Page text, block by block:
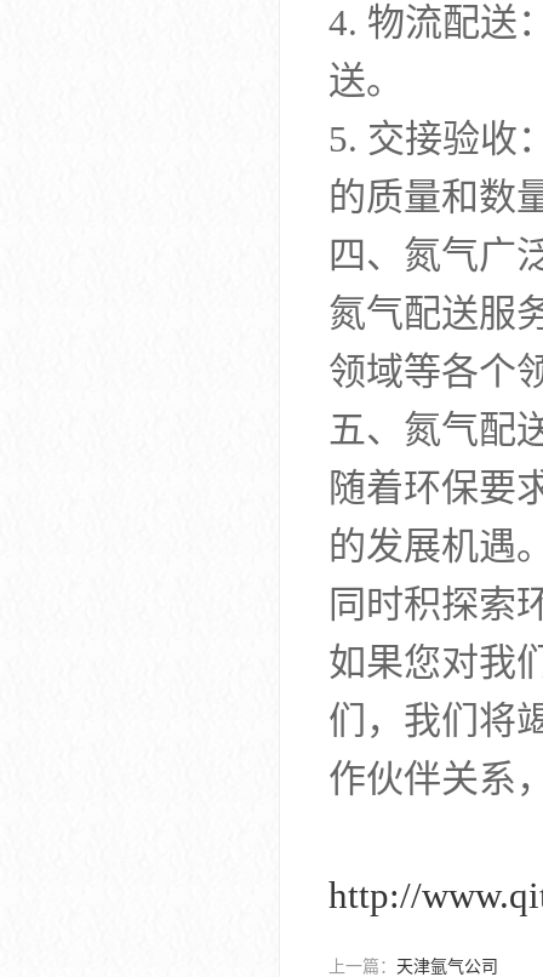
4. 物流配送
送。
5. 交接验收
的质量和数
四、氮气广
氮气配送服
领域等各个
五、氮气配
随着环保要
的发展机遇
同时积探索
如果您对我
们，我们将
作伙伴关系
http://
上一篇： 天津氩气公司